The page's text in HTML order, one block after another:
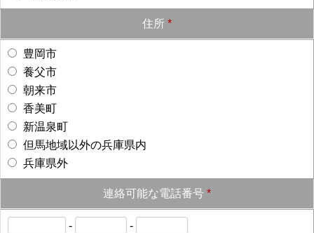
住所 *
豊岡市
養父市
朝来市
香美町
新温泉町
但馬地域以外の兵庫県内
兵庫県外
連絡可能な電話番号 *
- -